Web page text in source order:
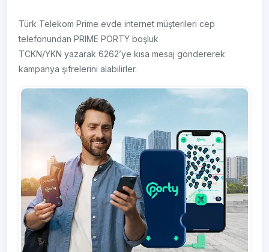
Türk Telekom Prime evde internet müşterileri cep
telefonundan PRIME PORTY boşluk
TCKN/YKN yazarak 6262’ye kısa mesaj göndererek
kampanya şifrelerini alabilirler.